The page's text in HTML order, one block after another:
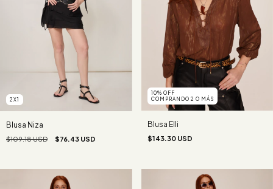
2X1
Blusa Niza
$109.18 USD $76.43 USD
10% OFF
COMPRANDO 2 O MÁS
Blusa Elli
$143.30 USD